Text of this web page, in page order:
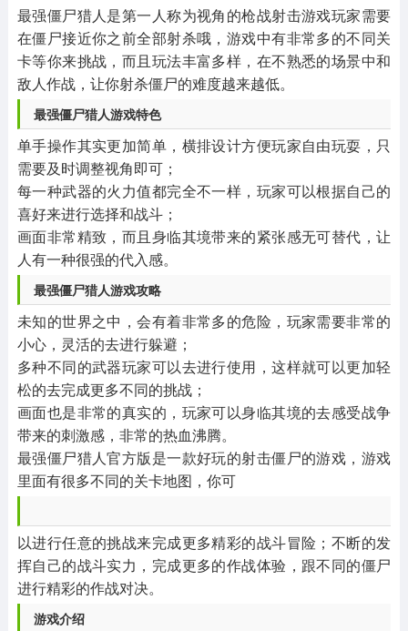
1654款应用
515款应用
1056款应用
最强僵尸猎人是第一人称为视角的枪战射击游戏玩家需要
在僵尸接近你之前全部射杀哦，游戏中有非常多的不同关
卡等你来挑战，而且玩法丰富多样，在不熟悉的场景中和
敌人作战，让你射杀僵尸的难度越来越低。
最强僵尸猎人游戏特色
单手操作其实更加简单，横排设计方便玩家自由玩耍，只
需要及时调整视角即可；
每一种武器的火力值都完全不一样，玩家可以根据自己的
喜好来进行选择和战斗；
画面非常精致，而且身临其境带来的紧张感无可替代，让
人有一种很强的代入感。
最强僵尸猎人游戏攻略
未知的世界之中，会有着非常多的危险，玩家需要非常的
小心，灵活的去进行躲避；
多种不同的武器玩家可以去进行使用，这样就可以更加轻
松的去完成更多不同的挑战；
画面也是非常的真实的，玩家可以身临其境的去感受战争
带来的刺激感，非常的热血沸腾。
最强僵尸猎人官方版是一款好玩的射击僵尸的游戏，游戏
里面有很多不同的关卡地图，你可
以进行任意的挑战来完成更多精彩的战斗冒险；不断的发
挥自己的战斗实力，完成更多的作战体验，跟不同的僵尸
进行精彩的作战对决。
游戏介绍